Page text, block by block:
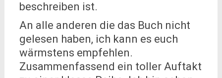
beschreiben ist.
An alle anderen die das Buch nicht
gelesen haben, ich kann es euch
wärmstens empfehlen.
Zusammenfassend ein toller Auftakt